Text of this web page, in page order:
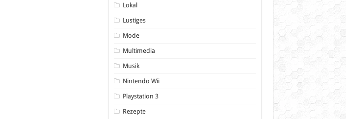
Lokal
Lustiges
Mode
Multimedia
Musik
Nintendo Wii
Playstation 3
Rezepte